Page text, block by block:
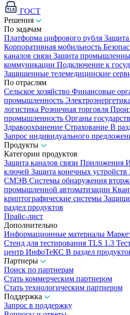
ГОСТ
Решения
По задачам
Платформа цифрового рубля Защита
Корпоративная мобильность
каналов связи Защита
коммуникации Подключение к
Защищенные телемедицинские
По отраслям
Сельское хозяйство Финансовые
промышленность Электроэнергетика
логистика Розничная торговля
промышленность Органы
Здравоохранение Страхование В
Запрос индивидуального
Продукты
Категории продуктов
Защита каналов связи Приложения
ключей Защита конечных устройств
СМЭВ Системы обнаружения
промышленной автоматизации
криптографические системы
раздел продуктов
Прайс-лист
Дополнительно
Информационные материалы
Стенд для тестирования TLS 1.3
центр ИнфоТеКС В раздел
Партнеры
Поиск по партнерам
Стать коммерческим партнером
Стать технологическим партнером
Поддержка
Запрос в поддержку